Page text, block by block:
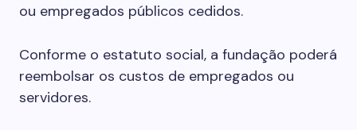
ou empregados públicos cedidos.
Conforme o estatuto social, a fundação poderá
reembolsar os custos de empregados ou
servidores.